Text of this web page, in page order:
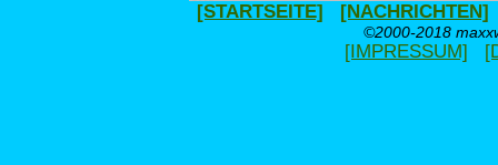
[STARTSEITE] [NACHRICHTEN]
©2000-2018
[IMPRESSUM]